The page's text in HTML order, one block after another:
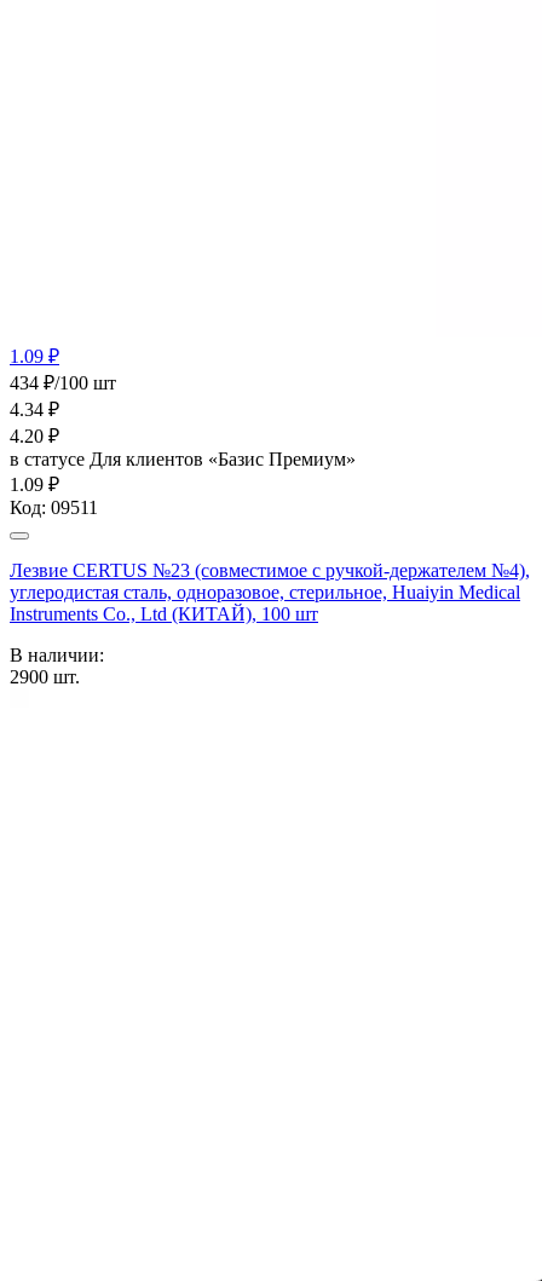
1.09 ₽
434 ₽/100 шт
4.34 ₽
4.20 ₽
в статусе Для клиентов «Базис Премиум»
1.09 ₽
Код: 09511
Лезвие CERTUS №23 (совместимое с ручкой-держателем №4),
углеродистая сталь, одноразовое, стерильное, Huaiyin Medical
Instruments Co., Ltd (КИТАЙ), 100 шт
В наличии:
2900 шт.